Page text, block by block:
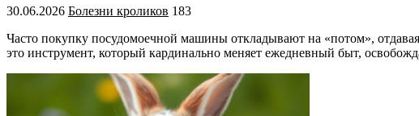
30.06.2026 Болезни кроликов 183
Часто покупку посудомоечной машины откладывают на «потом»,
это инструмент, который кардинально меняет ежедневный быт,